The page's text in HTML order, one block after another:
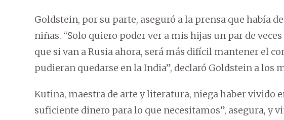
Goldstein, por su parte, aseguró a la prensa que había
niñas. “Solo quiero poder ver a mis hijas un par de
que si van a Rusia ahora, será más difícil mantener el
pudieran quedarse en la India”, declaró Goldstein a los
Kutina, maestra de arte y literatura, niega haber vivido
suficiente dinero para lo que necesitamos”, asegura, y